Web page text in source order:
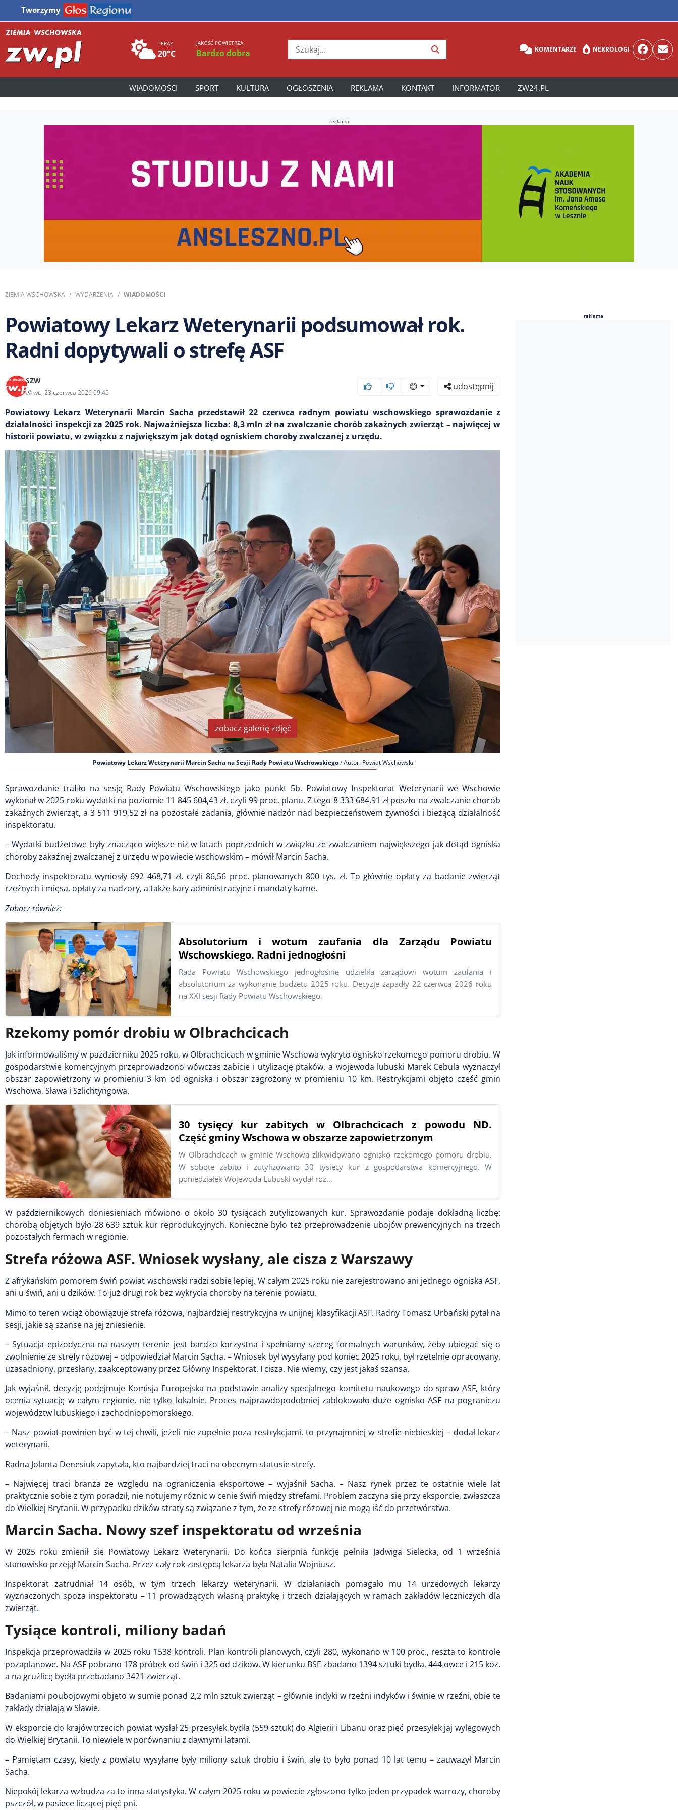
Tworzymy
TERAZ
20°C
JAKOŚĆ POWIETRZA
Bardzo dobra KOMENTARZE NEKROLOGI
WIADOMOŚCI SPORT KULTURA OGŁOSZENIA REKLAMA KONTAKT INFORMATOR ZW24.PL
reklama
ZIEMIA WSCHOWSKA WYDARZENIA WIADOMOŚCI
Powiatowy Lekarz Weterynarii podsumował rok.
Radni dopytywali o strefę ASF
SZW
wt., 23 czerwca 2026 09:45
😊 udostępnij
Powiatowy Lekarz Weterynarii Marcin Sacha przedstawił 22 czerwca radnym powiatu wschowskiego sprawozdanie z
działalności inspekcji za 2025 rok. Najważniejsza liczba: 8,3 mln zł na zwalczanie chorób zakaźnych zwierząt – najwięcej w
historii powiatu, w związku z największym jak dotąd ogniskiem choroby zwalczanej z urzędu.
zobacz galerię zdjęć
Powiatowy Lekarz Weterynarii Marcin Sacha na Sesji Rady Powiatu Wschowskiego / Autor: Powiat Wschowski
Sprawozdanie trafiło na sesję Rady Powiatu Wschowskiego jako punkt 5b. Powiatowy Inspektorat Weterynarii we Wschowie
wykonał w 2025 roku wydatki na poziomie 11 845 604,43 zł, czyli 99 proc. planu. Z tego 8 333 684,91 zł poszło na zwalczanie chorób
zakaźnych zwierząt, a 3 511 919,52 zł na pozostałe zadania, głównie nadzór nad bezpieczeństwem żywności i bieżącą działalność
inspektoratu.
– Wydatki budżetowe były znacząco większe niż w latach poprzednich w związku ze zwalczaniem największego jak dotąd ogniska
choroby zakaźnej zwalczanej z urzędu w powiecie wschowskim – mówił Marcin Sacha.
Dochody inspektoratu wyniosły 692 468,71 zł, czyli 86,56 proc. planowanych 800 tys. zł. To głównie opłaty za badanie zwierząt
rzeźnych i mięsa, opłaty za nadzory, a także kary administracyjne i mandaty karne.
Zobacz również:
Absolutorium i wotum zaufania dla Zarządu Powiatu
Wschowskiego. Radni jednogłośni
Rada Powiatu Wschowskiego jednogłośnie udzieliła zarządowi wotum zaufania i
absolutorium za wykonanie budżetu 2025 roku. Decyzje zapadły 22 czerwca 2026 roku
na XXI sesji Rady Powiatu Wschowskiego.
Rzekomy pomór drobiu w Olbrachcicach
Jak informowaliśmy w październiku 2025 roku, w Olbrachcicach w gminie Wschowa wykryto ognisko rzekomego pomoru drobiu. W
gospodarstwie komercyjnym przeprowadzono wówczas zabicie i utylizację ptaków, a wojewoda lubuski Marek Cebula wyznaczył
obszar zapowietrzony w promieniu 3 km od ogniska i obszar zagrożony w promieniu 10 km. Restrykcjami objęto część gmin
Wschowa, Sława i Szlichtyngowa.
30 tysięcy kur zabitych w Olbrachcicach z powodu ND.
Część gminy Wschowa w obszarze zapowietrzonym
W Olbrachcicach w gminie Wschowa zlikwidowano ognisko rzekomego pomoru drobiu.
W sobotę zabito i zutylizowano 30 tysięcy kur z gospodarstwa komercyjnego. W
poniedziałek Wojewoda Lubuski wydał roz…
W październikowych doniesieniach mówiono o około 30 tysiącach zutylizowanych kur. Sprawozdanie podaje dokładną liczbę:
chorobą objętych było 28 639 sztuk kur reprodukcyjnych. Konieczne było też przeprowadzenie ubojów prewencyjnych na trzech
pozostałych fermach w regionie.
Strefa różowa ASF. Wniosek wysłany, ale cisza z Warszawy
Z afrykańskim pomorem świń powiat wschowski radzi sobie lepiej. W całym 2025 roku nie zarejestrowano ani jednego ogniska ASF,
ani u świń, ani u dzików. To już drugi rok bez wykrycia choroby na terenie powiatu.
Mimo to teren wciąż obowiązuje strefa różowa, najbardziej restrykcyjna w unijnej klasyfikacji ASF. Radny Tomasz Urbański pytał na
sesji, jakie są szanse na jej zniesienie.
– Sytuacja epizodyczna na naszym terenie jest bardzo korzystna i spełniamy szereg formalnych warunków, żeby ubiegać się o
zwolnienie ze strefy różowej – odpowiedział Marcin Sacha. – Wniosek był wysyłany pod koniec 2025 roku, był rzetelnie opracowany,
uzasadniony, przesłany, zaakceptowany przez Główny Inspektorat. I cisza. Nie wiemy, czy jest jakaś szansa.
Jak wyjaśnił, decyzję podejmuje Komisja Europejska na podstawie analizy specjalnego komitetu naukowego do spraw ASF, który
ocenia sytuację w całym regionie, nie tylko lokalnie. Proces najprawdopodobniej zablokowało duże ognisko ASF na pograniczu
województw lubuskiego i zachodniopomorskiego.
– Nasz powiat powinien być w tej chwili, jeżeli nie zupełnie poza restrykcjami, to przynajmniej w strefie niebieskiej – dodał lekarz
weterynarii.
Radna Jolanta Denesiuk zapytała, kto najbardziej traci na obecnym statusie strefy.
– Najwięcej traci branża ze względu na ograniczenia eksportowe – wyjaśnił Sacha. – Nasz rynek przez te ostatnie wiele lat
praktycznie sobie z tym poradził, nie notujemy różnic w cenie świń między strefami. Problem zaczyna się przy eksporcie, zwłaszcza
do Wielkiej Brytanii. W przypadku dzików straty są związane z tym, że ze strefy różowej nie mogą iść do przetwórstwa.
Marcin Sacha. Nowy szef inspektoratu od września
W 2025 roku zmienił się Powiatowy Lekarz Weterynarii. Do końca sierpnia funkcję pełniła Jadwiga Sielecka, od 1 września
stanowisko przejął Marcin Sacha. Przez cały rok zastępcą lekarza była Natalia Wojniusz.
Inspektorat zatrudniał 14 osób, w tym trzech lekarzy weterynarii. W działaniach pomagało mu 14 urzędowych lekarzy
wyznaczonych spoza inspektoratu – 11 prowadzących własną praktykę i trzech działających w ramach zakładów leczniczych dla
zwierząt.
Tysiące kontroli, miliony badań
Inspekcja przeprowadziła w 2025 roku 1538 kontroli. Plan kontroli planowych, czyli 280, wykonano w 100 proc., reszta to kontrole
pozaplanowe. Na ASF pobrano 178 próbek od świń i 325 od dzików. W kierunku BSE zbadano 1394 sztuki bydła, 444 owce i 215 kóz,
a na gruźlicę bydła przebadano 3421 zwierząt.
Badaniami poubojowymi objęto w sumie ponad 2,2 mln sztuk zwierząt – głównie indyki w rzeźni indyków i świnie w rzeźni, obie te
zakłady działają w Sławie.
W eksporcie do krajów trzecich powiat wysłał 25 przesyłek bydła (559 sztuk) do Algierii i Libanu oraz pięć przesyłek jaj wylęgowych
do Wielkiej Brytanii. To niewiele w porównaniu z dawnymi latami.
– Pamiętam czasy, kiedy z powiatu wysyłane były miliony sztuk drobiu i świń, ale to było ponad 10 lat temu – zauważył Marcin
Sacha.
Niepokój lekarza wzbudza za to inna statystyka. W całym 2025 roku w powiecie zgłoszono tylko jeden przypadek warrozy, choroby
pszczół, w pasiece liczącej pięć pni.
reklama
reklama